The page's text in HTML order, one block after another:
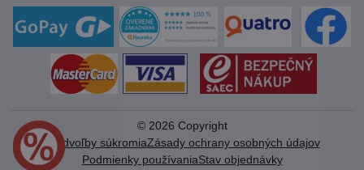
© 2026 Copyright
Predvoľby súkromiaZásady ochrany osobných údajov
Podmienky používaniaStav objednávky